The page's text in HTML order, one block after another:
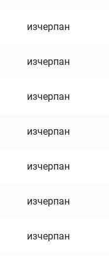
изчерпан
изчерпан
изчерпан
изчерпан
изчерпан
изчерпан
изчерпан